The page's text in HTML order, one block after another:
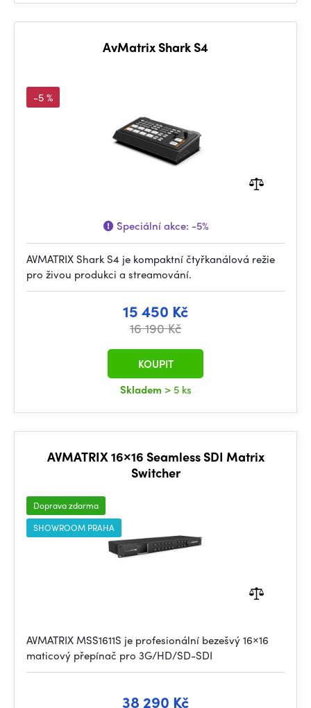
AvMatrix Shark S4
-5 %
Speciální akce: -5%
AVMATRIX Shark S4 je kompaktní čtyřkanálová režie
pro živou produkci a streamování.
15 450 Kč
16 190 Kč
Skladem > 5 ks
KOUPIT
AVMATRIX 16×16 Seamless SDI Matrix
Switcher
Doprava zdarma
SHOWROOM PRAHA
AVMATRIX MSS1611S je profesionální bezešvý 16×16
maticový přepínač pro 3G/HD/SD-SDI
38 290 Kč